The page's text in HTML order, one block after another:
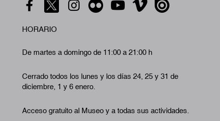
HORARIO
De martes a domingo de 11:00 a 21:00 h
Cerrado todos los lunes y los días 24, 25 y 31 de
diciembre, 1 y 6 enero.
Acceso gratuito al Museo y a todas sus actividades.